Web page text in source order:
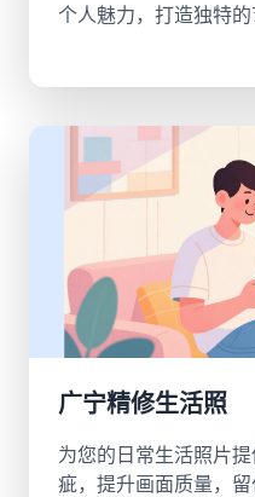
个人魅力，打造独特的
广宁精修生活照
为您的日常生活照片
疵，提升画面质量，留